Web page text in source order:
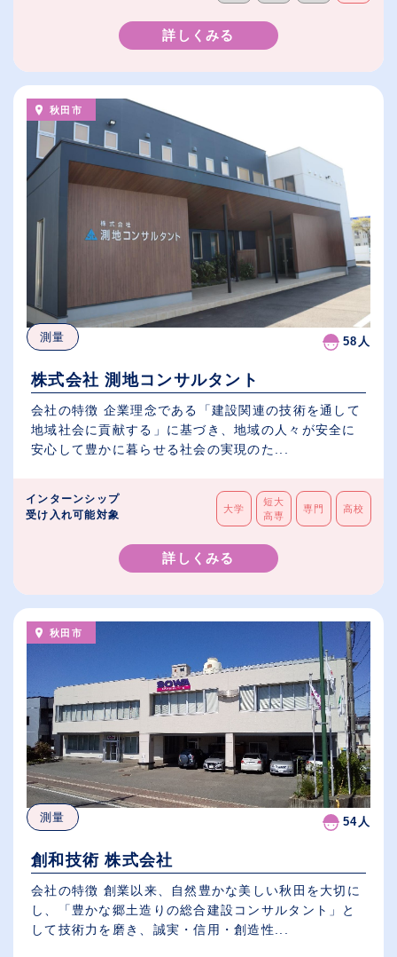
詳しくみる
秋田市
測量 58人
株式会社 測地コンサルタント
会社の特徴 企業理念である「建設関連の技術を通して
地域社会に貢献する」に基づき、地域の人々が安全に
安心して豊かに暮らせる社会の実現のた...
インターンシップ
受け入れ可能対象
大学
短大
高専
専門 高校
詳しくみる
秋田市
測量 54人
創和技術 株式会社
会社の特徴 創業以来、自然豊かな美しい秋田を大切に
し、「豊かな郷土造りの総合建設コンサルタント」と
して技術力を磨き、誠実・信用・創造性...